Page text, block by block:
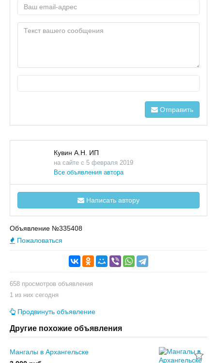
Отправить
Кувин А.Н. ИП
на сайте с 5 февраля 2019
Все объявления автора
Написать автору
Объявление №335408
Пожаловаться
658 просмотров объявления
1 из них сегодня
Продвинуть объявление
Другие похожие объявления
Мангалы в Архангельске